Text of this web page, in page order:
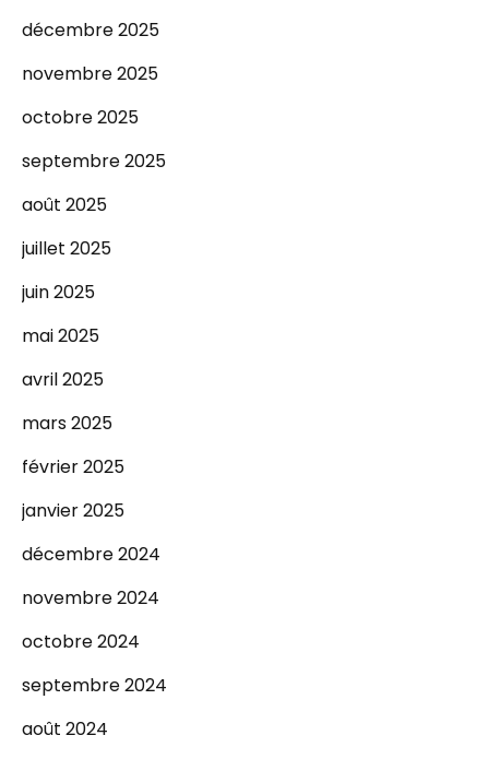
décembre 2025
novembre 2025
octobre 2025
septembre 2025
août 2025
juillet 2025
juin 2025
mai 2025
avril 2025
mars 2025
février 2025
janvier 2025
décembre 2024
novembre 2024
octobre 2024
septembre 2024
août 2024